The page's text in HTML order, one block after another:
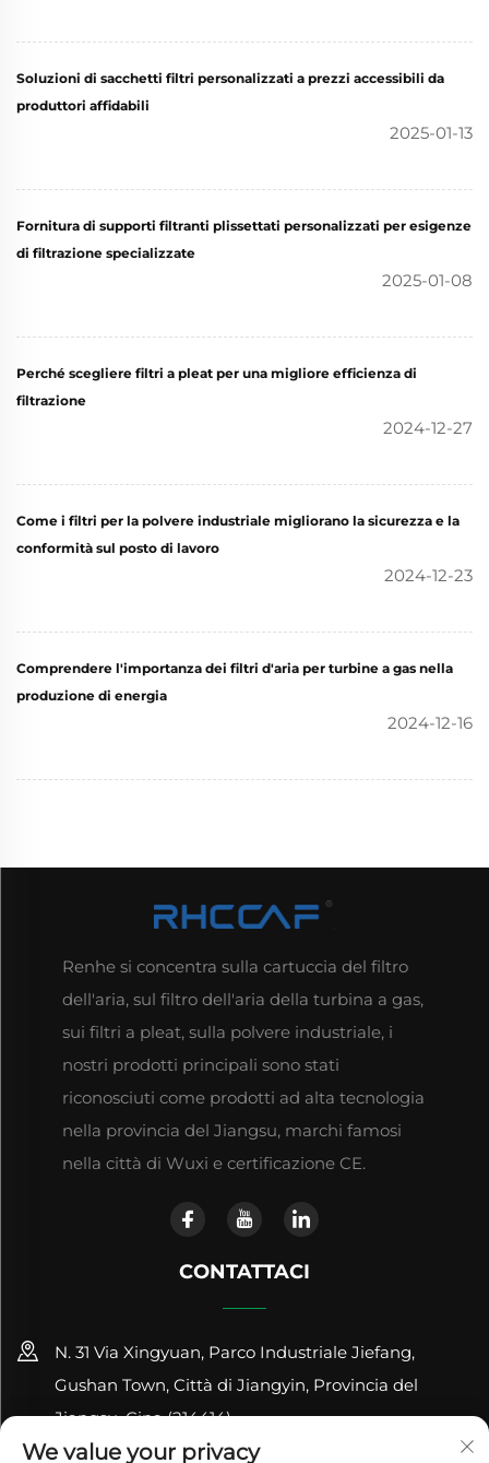
Soluzioni di sacchetti filtri personalizzati a prezzi accessibili da
produttori affidabili
2025-01-13
Fornitura di supporti filtranti plissettati personalizzati per esigenze
di filtrazione specializzate
2025-01-08
Perché scegliere filtri a pleat per una migliore efficienza di
filtrazione
2024-12-27
Come i filtri per la polvere industriale migliorano la sicurezza e la
conformità sul posto di lavoro
2024-12-23
Comprendere l'importanza dei filtri d'aria per turbine a gas nella
produzione di energia
2024-12-16
Renhe si concentra sulla cartuccia del filtro
dell'aria, sul filtro dell'aria della turbina a gas,
sui filtri a pleat, sulla polvere industriale, i
nostri prodotti principali sono stati
riconosciuti come prodotti ad alta tecnologia
nella provincia del Jiangsu, marchi famosi
nella città di Wuxi e certificazione CE.
CONTATTACI
N. 31 Via Xingyuan, Parco Industriale Jiefang,
Gushan Town, Città di Jiangyin, Provincia del
Jiangsu, Cina (214414)
We value your privacy